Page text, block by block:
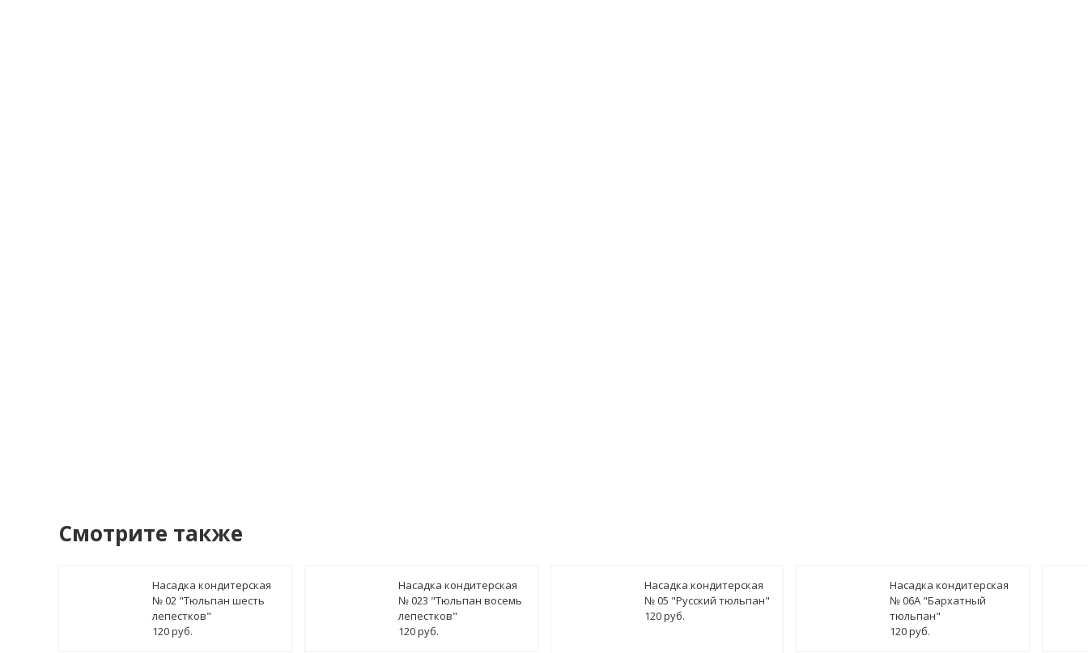
Смотрите также
Насадка кондитерская
№ 02 "Тюльпан шесть
лепестков"
120 руб.
Насадка кондитерская
№ 023 "Тюльпан восемь
лепестков"
120 руб.
Насадка кондитерская
№ 05 "Русский тюльпан"
120 руб.
Насадка кондитерская
№ 06А "Бархатный
тюльпан"
120 руб.